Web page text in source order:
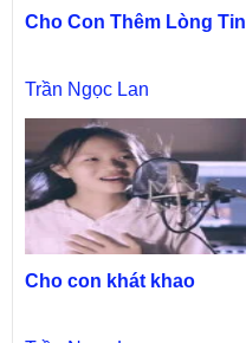
Cho Con Thêm Lòng Tin
Trần Ngọc Lan
Cho con khát khao